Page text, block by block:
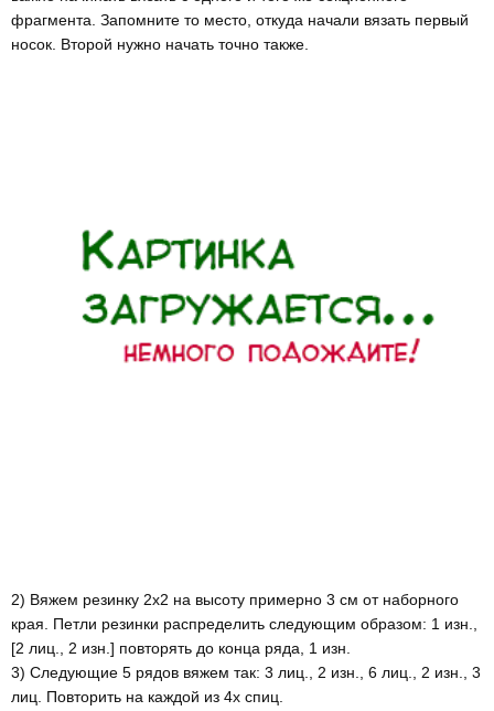
фрагмента. Запомните то место, откуда начали вязать первый
носок. Второй нужно начать точно также.
2) Вяжем резинку 2х2 на высоту примерно 3 см от наборного
края. Петли резинки распределить следующим образом: 1 изн.,
[2 лиц., 2 изн.] повторять до конца ряда, 1 изн.
3) Следующие 5 рядов вяжем так: 3 лиц., 2 изн., 6 лиц., 2 изн., 3
лиц. Повторить на каждой из 4х спиц.